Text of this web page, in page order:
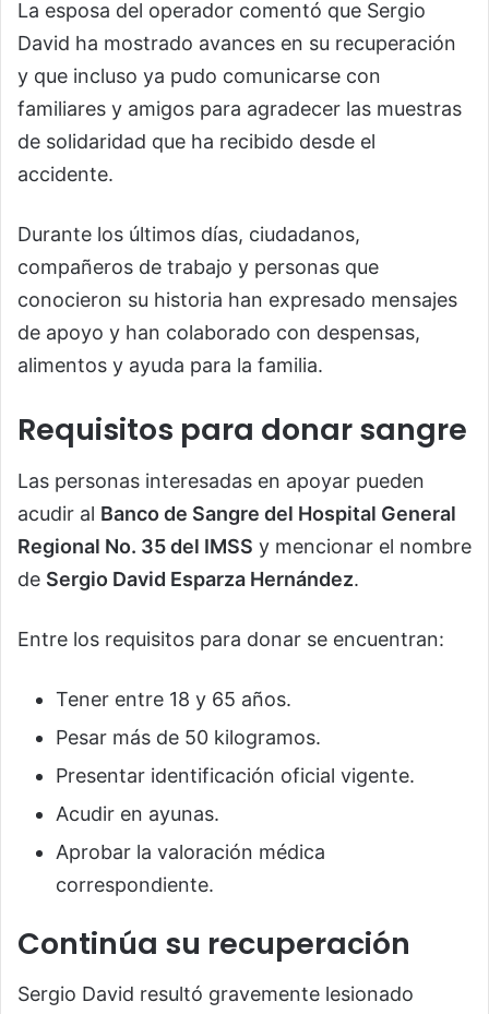
La esposa del operador comentó que Sergio
David ha mostrado avances en su recuperación
y que incluso ya pudo comunicarse con
familiares y amigos para agradecer las muestras
de solidaridad que ha recibido desde el
accidente.
Durante los últimos días, ciudadanos,
compañeros de trabajo y personas que
conocieron su historia han expresado mensajes
de apoyo y han colaborado con despensas,
alimentos y ayuda para la familia.
Requisitos para donar sangre
Las personas interesadas en apoyar pueden
acudir al Banco de Sangre del Hospital General
Regional No. 35 del IMSS y mencionar el nombre
de Sergio David Esparza Hernández.
Entre los requisitos para donar se encuentran:
Tener entre 18 y 65 años.
Pesar más de 50 kilogramos.
Presentar identificación oficial vigente.
Acudir en ayunas.
Aprobar la valoración médica
correspondiente.
Continúa su recuperación
Sergio David resultó gravemente lesionado